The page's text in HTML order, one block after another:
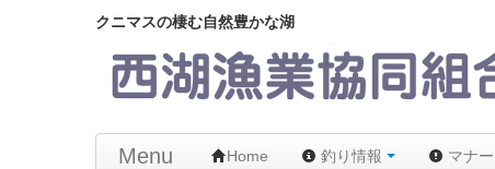
クニマスの棲む自然豊かな湖
Menu Home 釣り情報 マナ